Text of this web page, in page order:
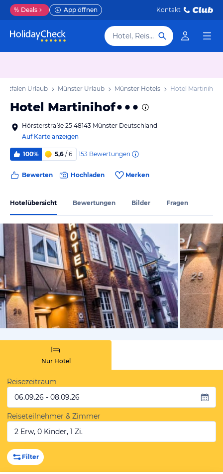
% Deals App öffnen Kontakt
Hotel, Reiseziel
Urlaub Münster Urlaub Münster Hotels Hotel Martinihof
Hotel Martinihof
Hörsterstraße 25 48143 Münster Deutschland
Auf Karte anzeigen
100% 5,6 / 6 153 Bewertungen
Bewerten Hochladen Merken
Hotelübersicht Bewertungen Bilder Fragen
vom
Nur Hotel
Reisezeitraum
06.09.26 - 08.09.26
Reiseteilnehmer & Zimmer
2 Erw, 0 Kinder, 1 Zi.
Filter